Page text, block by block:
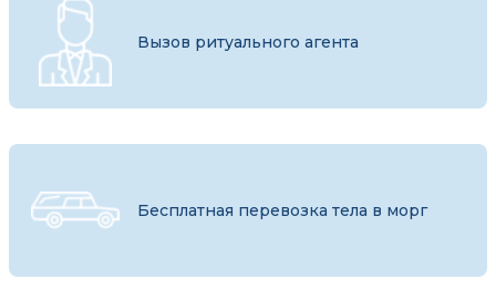
Вызов ритуального агента
Бесплатная перевозка тела в морг